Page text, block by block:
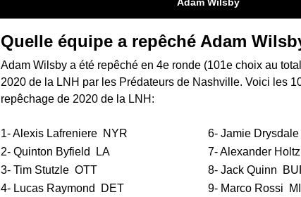
Quelle équipe a repêché Adam
Adam Wilsby a été repêché en 4e ronde (101e choix au
2020 de la LNH par les Prédateurs de Nashville. Voici les
repêchage de 2020 de la LNH:
1-Alexis Lafreniere NYR
2- Quinton Byfield
LA
3- Tim Stutzle OTT
4- Lucas Raymond
DET
6-Jamie Drysdale
7-Alexander Holtz
8-Jack Quinn
9- Marco Rossi